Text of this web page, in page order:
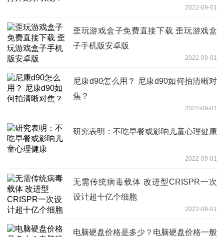
2022-09-01
歪玩游戏盒子免费直接下载 歪玩游戏盒
子手机版安卓版
2022-09-01
尼康d90怎么用？ 尼康d90如何拍清晰对
焦？
2022-09-01
研究表明：不吃早餐或影响儿童心理健康
2022-09-01
无需传统病毒载体 改进型CRISPR一次
设计超十亿个细胞
2022-09-01
电脑硬盘价格是多少？电脑硬盘价格一般